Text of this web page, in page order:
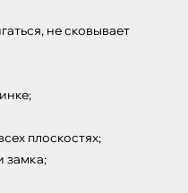
не сковывает
плоскостях;
замка;